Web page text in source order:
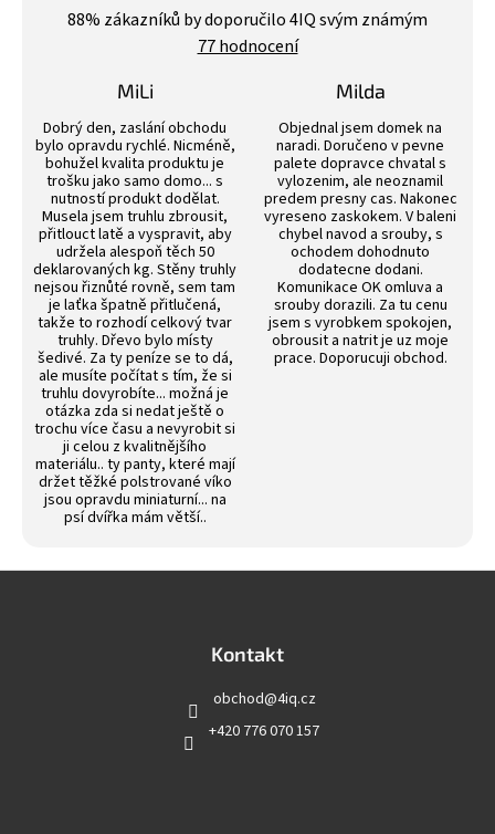
hodnocení
obchodu
je
hvězdiček.
88% zákazníků by doporučilo 4IQ svým známým
77 hodnocení
MiLi
Hodnocení obchodu je 3 z 5 hvězdiček.
Dobrý den, zaslání obchodu
bylo opravdu rychlé. Nicméně,
bohužel kvalita produktu je
trošku jako samo domo... s
nutností produkt dodělat.
Musela jsem truhlu zbrousit,
přitlouct latě a vyspravit, aby
udržela alespoň těch 50
deklarovaných kg. Stěny truhly
nejsou řiznůté rovně, sem tam
je laťka špatně přitlučená,
takže to rozhodí celkový tvar
truhly. Dřevo bylo místy
šedivé. Za ty peníze se to dá,
ale musíte počítat s tím, že si
truhlu dovyrobíte... možná je
otázka zda si nedat ještě o
trochu více času a nevyrobit si
ji celou z kvalitnějšího
materiálu.. ty panty, které mají
držet těžké polstrované víko
jsou opravdu miniaturní... na
psí dvířka mám větší..
Milda
Objednal jsem domek na
naradi. Doručeno v pevne
palete dopravce chvatal s
vylozenim, ale neoznamil
predem presny cas. Nakonec
vyreseno zaskokem. V baleni
chybel navod a srouby, s
ochodem dohodnuto
dodatecne dodani.
Komunikace OK omluva a
srouby dorazili. Za tu cenu
jsem s vyrobkem spokojen,
obrousit a natrit je uz moje
prace. Doporucuji obchod.
Kontakt
obchod@4iq.cz
+420 776 070 157